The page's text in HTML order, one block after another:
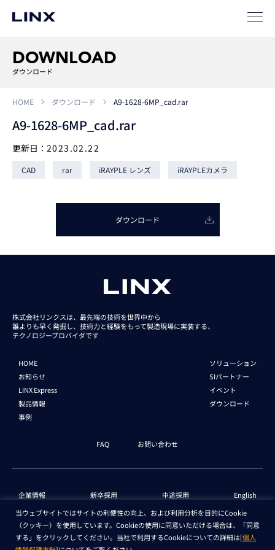
事例
ソリューション
SIパートナー
サポート
企業情報 EN
DOWNLOAD
ダウンロード
HOME ダウンロード A9-1628-6MP_cad.rar
A9-1628-6MP_cad.rar
更新日： 2023.02.22
CAD rar iRAYPLE レンズ iRAYPLEカメラ
ダウンロード
株式会社リンクスは、最先端の技術を世界中から
誰よりも早く発掘し、技術力と経験をもって製造現場に実装する、
テクノロジープロバイダです
HOME
お知らせ
LINX Express
製品情報
事例
ソリューション
SIパートナー
イベント
ダウンロード
FAQ お問い合わせ
企業情報 新卒採用 中途採用 English
個人情報保護法 情報 セキュリティ基本方針
当ウェブサイトではサイトの利便性の向上、および利用分析を目的にCookie
（クッキー）を使用しています。Cookieの使用に同意いただける場合は、「同意
する」をクリックしてください。当社で利用するCookieについての詳細は[個人